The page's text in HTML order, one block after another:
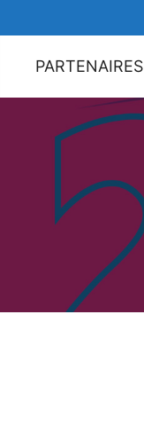
PARTENAIRES